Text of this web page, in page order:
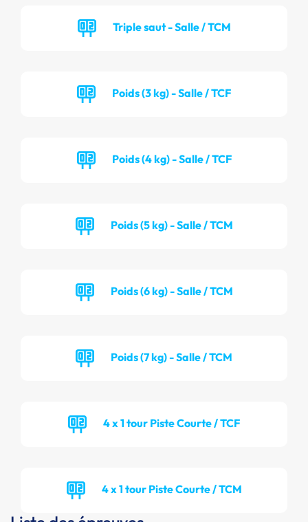
Triple saut - Salle / TCM
Poids (3 kg) - Salle / TCF
Poids (4 kg) - Salle / TCF
Poids (5 kg) - Salle / TCM
Poids (6 kg) - Salle / TCM
Poids (7 kg) - Salle / TCM
4 x 1 tour Piste Courte / TCF
4 x 1 tour Piste Courte / TCM